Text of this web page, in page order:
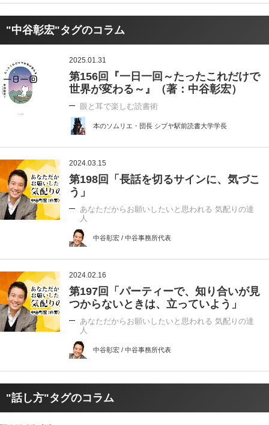
"中谷彰宏"タグのコラム
2025.01.31
第156回『一日一回～たったこれだけで
世界が変わる～』（著：中谷彰宏）
眼と耳で楽しむ読書術
本のソムリエ・団長 シブヤ駅前読書大学学長
2024.03.15
第198回「長話を切るサインに、気づこ
う」
あなただからお願いしたいと思われる 気配りの達
人
中谷彰宏 / 中谷事務所代表
2024.02.16
第197回「パーティーで、知り合いが見
つからないときは、立っていよう」
あなただからお願いしたいと思われる 気配りの達
人
中谷彰宏 / 中谷事務所代表
"話し方"タグのコラム